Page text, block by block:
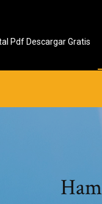
Pdf Descargar Gratis